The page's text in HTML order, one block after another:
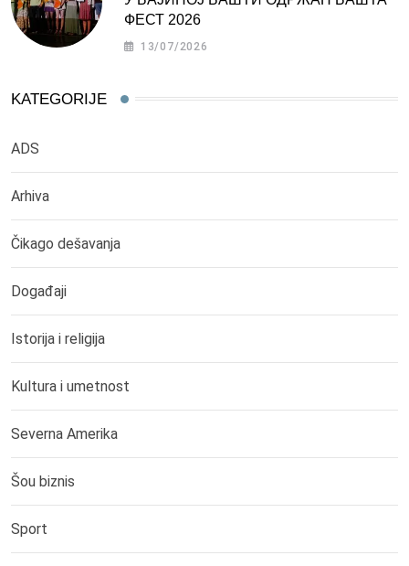
ФЕСТ 2026
13/07/2026
KATEGORIJE
ADS
Arhiva
Čikago dešavanja
Događaji
Istorija i religija
Kultura i umetnost
Severna Amerika
Šou biznis
Sport